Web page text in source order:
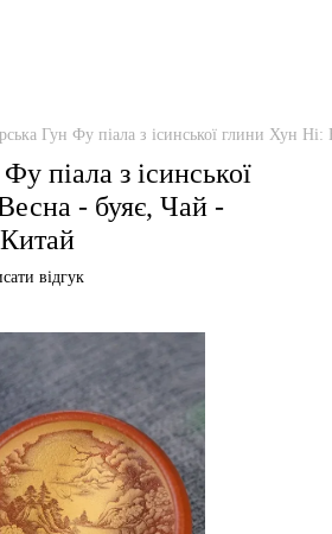
Гун Фу піала з ісинської глини Хун
піала з ісинської
- буяє, Чай -
відгук